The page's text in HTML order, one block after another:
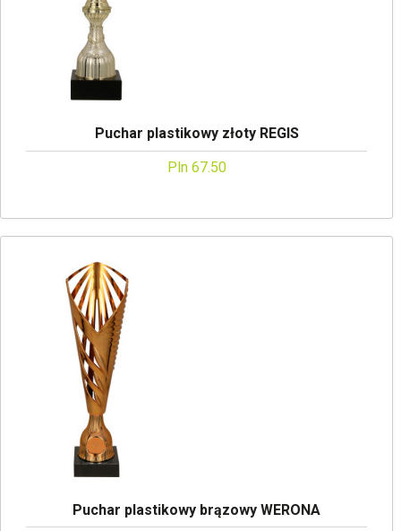
Puchar plastikowy złoty REGIS
Pln 67.50
Puchar plastikowy brązowy WERONA